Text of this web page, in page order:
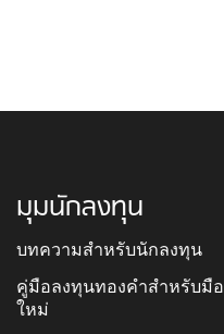
มุมนักลงทุน
บทความสำหรับนักลงทุน
คู่มือลงทุนทองคำสำหรับมือ
ใหม่